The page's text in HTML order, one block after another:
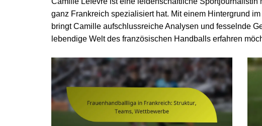
ganz Frankreich spezialisiert hat. Mit einem Hintergrund
bringt Camille aufschlussreiche Analysen und fesselnde
lebendige Welt des französischen Handballs erfahren